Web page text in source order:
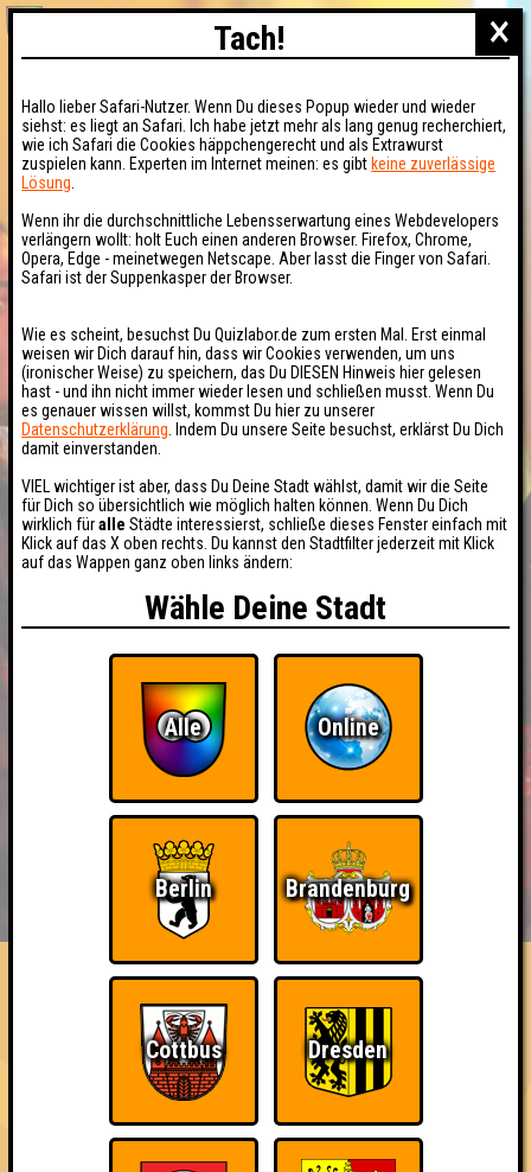
HIGHSCORE RESERVIERUNG
FAQ ÜBER UNS
Close Enough
Errungenschaften
Kleiner Hinweis: bei uns sind Teams, die in einem Stechen
verlieren, trotzdem auf dem 1. Platz - den haben sie sich
schließlich verdient! Entsprechend gibt es für diese auch
Errungenschaften für den 1. Platz.
×
Tach!
Hallo lieber Safari-Nutzer. Wenn Du dieses Popup wieder und wieder
siehst: es liegt an Safari. Ich habe jetzt mehr als lang genug recherchiert,
wie ich Safari die Cookies häppchengerecht und als Extrawurst
zuspielen kann. Experten im Internet meinen: es gibt keine zuverlässige
Lösung
Wenn ihr die durchschnittliche Lebensserwartung eines Webdevelopers
verlängern wollt: holt Euch einen anderen Browser. Firefox, Chrome,
Opera, Edge - meinetwegen Netscape. Aber lasst die Finger von Safari.
Safari ist der Suppenkasper der Browser.
Wie es scheint, besuchst Du Quizlabor.de zum ersten Mal. Erst einmal
weisen wir Dich darauf hin, dass wir Cookies verwenden, um uns
(ironischer Weise) zu speichern, das Du DIESEN Hinweis hier gelesen
hast - und ihn nicht immer wieder lesen und schließen musst. Wenn Du
es genauer wissen willst, kommst Du hier zu unserer
Datenschutzerklärung . Indem Du unsere Seite besuchst, erklärst Du Dich
damit einverstanden.
VIEL wichtiger ist aber, dass Du Deine Stadt wählst, damit wir die Seite
für Dich so übersichtlich wie möglich halten können. Wenn Du Dich
wirklich füralle Städte interessierst, schließe dieses Fenster einfach mit
Klick auf das X oben rechts. Du kannst den Stadtfilter jederzeit mit Klick
auf das Wappen ganz oben links ändern:
Wähle Deine Stadt
Alle Online
Berlin Brandenburg
Cottbus Dresden